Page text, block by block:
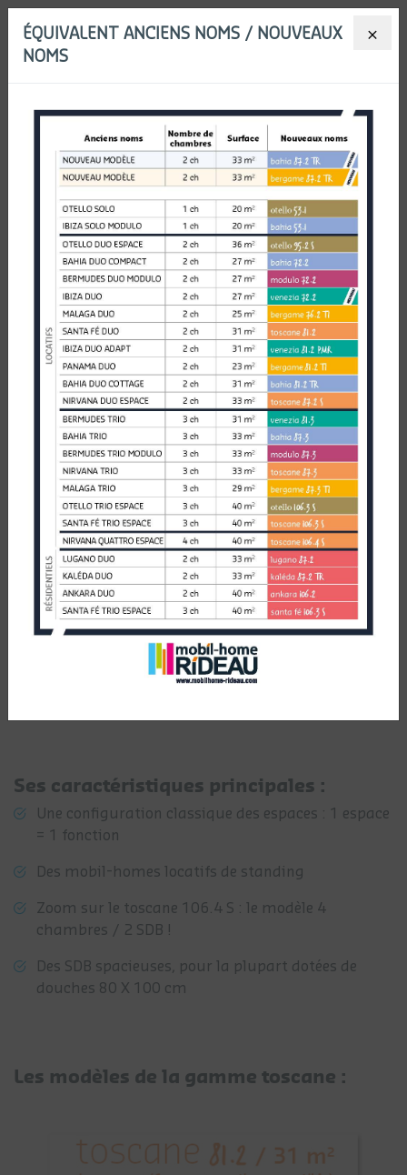
Menu
La gamme toscane
2 espaces distincts pour 2 moments
clés des vacances :
détente autour du canapé et instants de
partage dans la salle à manger.
Les modèles toscane offrent des dimensions et des
équipements inégalables, à la hauteur des modèles
résidentiels.
Tous ces modèles proposent des espaces bien
compartimentés aux volumes XXL, leur particularité
étant de proposer un coin repas distinct du coin
Autre point fort de cette gamme : 3 modèles sur 5
proposent 2 salles de bains, la plupart d’entre elles
Ses caractéristiques principales :
Une configuration classique des espaces : 1 espace
= 1 fonction
Des mobil-homes locatifs de standing
Zoom sur le toscane 106.4 S : le modèle 4
chambres / 2 SDB !
Des SDB spacieuses, pour la plupart dotées de
douches 80 X 100 cm
Les modèles de la gamme toscane :
ÉQUIVALENT ANCIENS NOMS / NOUVEAUX
NOMS